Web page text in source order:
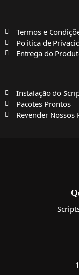
Termos e
Politica de
Entrega do
Instalação do
Pacotes Prontos
Revender Nossos